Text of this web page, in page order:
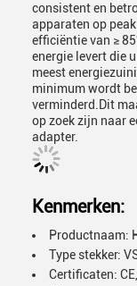
consistent en
apparaten op
efficiëntie van ≥
energie levert die
meest
minimum wordt
verminderd.Dit
op zoek zijn naar
adapter.
Kenmerken:
Productnaam:
Type stekker:
Certificaten: